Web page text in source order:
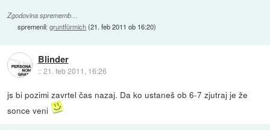
Zgodovina sprememb…
spremenil:gruntfürmich(21. feb 2011 ob 16:20)
Blinder
::21. feb 2011, 16:26
js bi pozimi zavrtel čas nazaj. Da ko ustaneš ob 6-7 zjutraj je že
sonce veni